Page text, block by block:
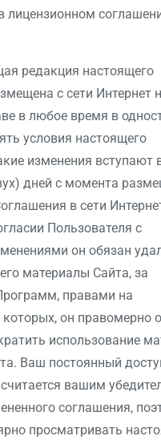
лицензионном
редакция настоящего
с сети Интернет
в любое время в
условия настоящего
изменения вступают
дней с момента
в сети
Пользователя с
он обязан
материалы Сайта, за
правами на
которых, он правомерно
использование
Ваш постоянный
вашим
соглашения,
просматривать